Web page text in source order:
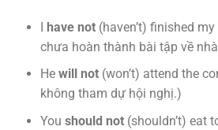
I have not(haven’t) finished
chưa hoàn thành bài tập về
He will not(won’t) attend the
không tham dự hội nghị.)
You should not(shouldn’t) eat